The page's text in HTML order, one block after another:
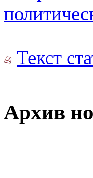
Текст
Архив